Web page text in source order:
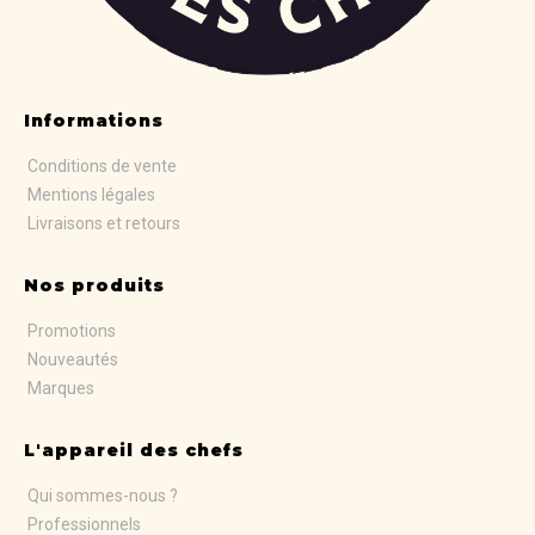
Informations
Conditions de vente
Mentions légales
Livraisons et retours
Nos produits
Promotions
Nouveautés
Marques
L'appareil des chefs
Qui sommes-nous ?
Professionnels